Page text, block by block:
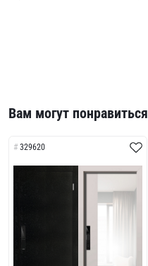
Вам могут понравиться
329620